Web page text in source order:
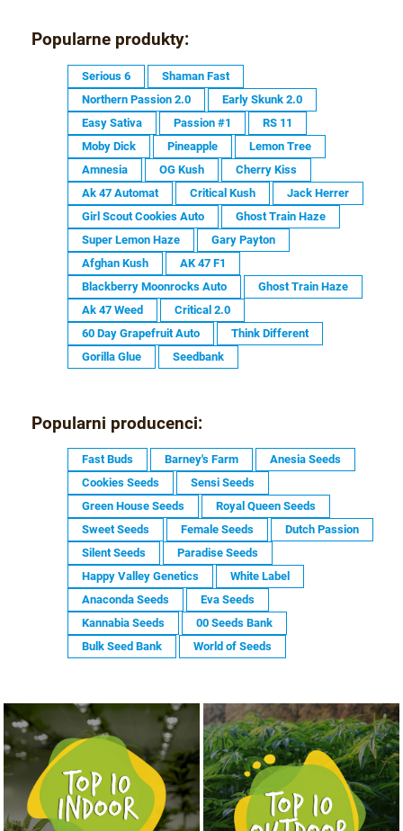
Popularne produkty:
Serious 6
Shaman Fast
Northern Passion 2.0
Early Skunk 2.0
Easy Sativa
Passion #1
RS 11
Moby Dick
Pineapple
Lemon Tree
Amnesia
OG Kush
Cherry Kiss
Ak 47 Automat
Critical Kush
Jack Herrer
Girl Scout Cookies Auto
Ghost Train Haze
Super Lemon Haze
Gary Payton
Afghan Kush
AK 47 F1
Blackberry Moonrocks Auto
Ghost Train Haze
Ak 47 Weed
Critical 2.0
60 Day Grapefruit Auto
Think Different
Gorilla Glue
Seedbank
Popularni producenci:
Fast Buds Barney's Farm
Anesia Seeds
Cookies Seeds
Sensi Seeds
Green House Seeds
Royal Queen Seeds
Sweet Seeds
Female Seeds
Dutch Passion
Silent Seeds
Paradise Seeds
Happy Valley Genetics
White Label
Anaconda Seeds
Eva Seeds
Kannabia Seeds
00 Seeds Bank
Bulk Seed Bank
World of Seeds
NASIONA MARIHUANY TOP 10 INDOOR
KUP TERAZ NASIONA MARIHUANY TOP 10 OUTDOOR
KUP TERAZ